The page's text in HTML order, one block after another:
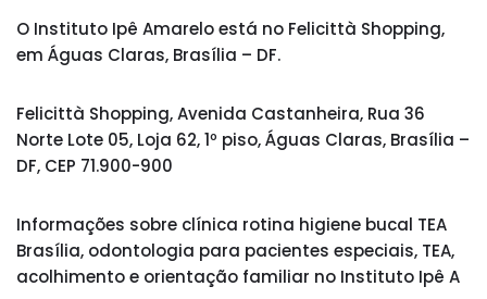
O Instituto Ipê Amarelo está no Felicittà Shopping,
em Águas Claras, Brasília – DF.
Felicittà Shopping, Avenida Castanheira, Rua 36
Norte Lote 05, Loja 62, 1º piso, Águas Claras, Brasília –
DF, CEP 71.900-900
Informações sobre clínica rotina higiene bucal TEA
Brasília, odontologia para pacientes especiais, TEA,
acolhimento e orientação familiar no Instituto Ipê A